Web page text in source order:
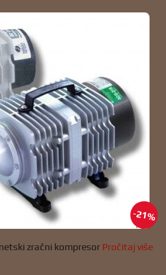
21%
zračni kompresor Pročitaj više